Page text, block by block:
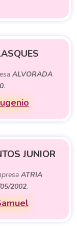
ALVORADA
.
JUNIOR
ATRIA
2002.